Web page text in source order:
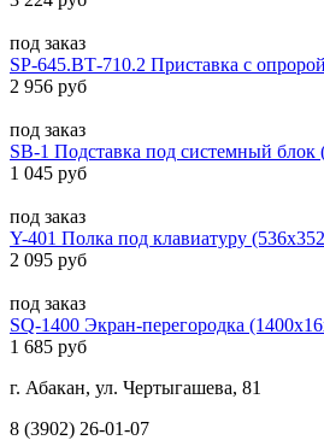
под заказ
SP-645.ВТ-710.2 Приставка с
2 956 руб
под заказ
SB-1 Подставка под системный блок
1 045 руб
под заказ
Y-401 Полка под клавиатуру
2 095 руб
под заказ
SQ-1400 Экран-перегородка
1 685 руб
г. Абакан, ул. Чертыгашева, 81
8 (3902) 26-01-07